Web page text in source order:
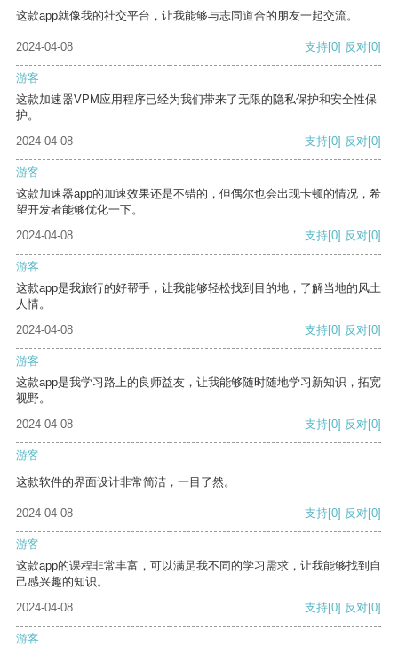
这款app就像我的社交平台，让我能够与志同道合的朋友一起交流。
2024-04-08 支持[0] 反对[0]
游客
这款加速器VPM应用程序已经为我们带来了无限的隐私保护和安全性保
护。
2024-04-08
支持[0] 反对[0]
游客
这款加速器app的加速效果还是不错的，但偶尔也会出现卡顿的情况，希
望开发者能够优化一下。
2024-04-08
支持[0] 反对[0]
游客
这款app是我旅行的好帮手，让我能够轻松找到目的地，了解当地的风土
人情。
2024-04-08
支持[0] 反对[0]
游客
这款app是我学习路上的良师益友，让我能够随时随地学习新知识，拓宽
视野。
2024-04-08
支持[0] 反对[0]
游客
这款软件的界面设计非常简洁，一目了然。
2024-04-08 支持[0] 反对[0]
游客
这款app的课程非常丰富，可以满足我不同的学习需求，让我能够找到自
己感兴趣的知识。
2024-04-08
支持[0] 反对[0]
游客